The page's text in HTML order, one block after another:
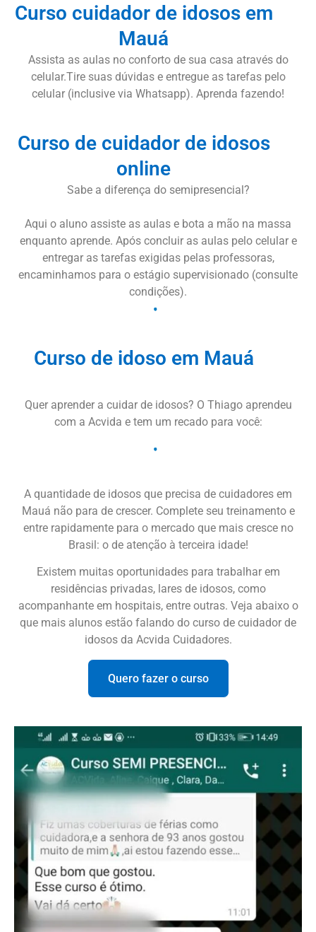
Curso cuidador de idosos em
Mauá
Assista as aulas no conforto de sua casa através do
celular.Tire suas dúvidas e entregue as tarefas pelo
celular (inclusive via Whatsapp). Aprenda fazendo!
Curso de cuidador de idosos
online
Sabe a diferença do semipresencial?
Aqui o aluno assiste as aulas e bota a mão na massa
enquanto aprende. Após concluir as aulas pelo celular e
entregar as tarefas exigidas pelas professoras,
encaminhamos para o estágio supervisionado (consulte
condições).
Curso de idoso em Mauá
Quer aprender a cuidar de idosos? O Thiago aprendeu
com a Acvida e tem um recado para você:
A quantidade de idosos que precisa de cuidadores em
Mauá não para de crescer. Complete seu treinamento e
entre rapidamente para o mercado que mais cresce no
Brasil: o de atenção à terceira idade!
Existem muitas oportunidades para trabalhar em
residências privadas, lares de idosos, como
acompanhante em hospitais, entre outras. Veja abaixo o
que mais alunos estão falando do curso de cuidador de
idosos da Acvida Cuidadores.
Quero fazer o curso